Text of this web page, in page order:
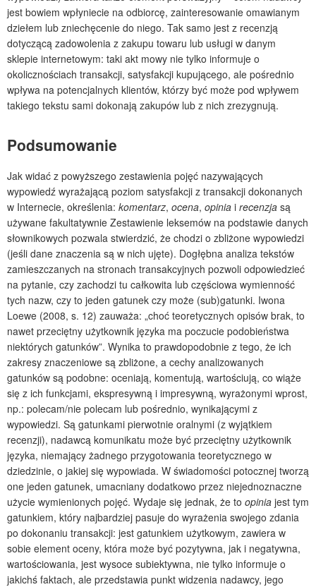
jest bowiem wpłyniecie na odbiorcę, zainteresowanie omawianym
dziełem lub zniechęcenie do niego. Tak samo jest z recenzją
dotyczącą zadowolenia z zakupu towaru lub usługi w danym
sklepie internetowym: taki akt mowy nie tylko informuje o
okolicznościach transakcji, satysfakcji kupującego, ale pośrednio
wpływa na potencjalnych klientów, którzy być może pod wpływem
takiego tekstu sami dokonają zakupów lub z nich zrezygnują.
Podsumowanie
Jak widać z powyższego zestawienia pojęć nazywających
wypowiedź wyrażającą poziom satysfakcji z transakcji dokonanych
w Internecie, określenia: komentarz, ocena, opinia i recenzja są
używane fakultatywnie Zestawienie leksemów na podstawie danych
słownikowych pozwala stwierdzić, że chodzi o zbliżone wypowiedzi
(jeśli dane znaczenia są w nich ujęte). Dogłębna analiza tekstów
zamieszczanych na stronach transakcyjnych pozwoli odpowiedzieć
na pytanie, czy zachodzi tu całkowita lub częściowa wymienność
tych nazw, czy to jeden gatunek czy może (sub)gatunki. Iwona
Loewe (2008, s. 12) zauważa: „choć teoretycznych opisów brak, to
nawet przeciętny użytkownik języka ma poczucie podobieństwa
niektórych gatunków”. Wynika to prawdopodobnie z tego, że ich
zakresy znaczeniowe są zbliżone, a cechy analizowanych
gatunków są podobne: oceniają, komentują, wartościują, co wiąże
się z ich funkcjami, ekspresywną i impresywną, wyrażonymi wprost,
np.: polecam/nie polecam lub pośrednio, wynikającymi z
wypowiedzi. Są gatunkami pierwotnie oralnymi (z wyjątkiem
recenzji), nadawcą komunikatu może być przeciętny użytkownik
języka, niemający żadnego przygotowania teoretycznego w
dziedzinie, o jakiej się wypowiada. W świadomości potocznej tworzą
one jeden gatunek, umacniany dodatkowo przez niejednoznaczne
użycie wymienionych pojęć. Wydaje się jednak, że to opinia jest tym
gatunkiem, który najbardziej pasuje do wyrażenia swojego zdania
po dokonaniu transakcji: jest gatunkiem użytkowym, zawiera w
sobie element oceny, która może być pozytywna, jak i negatywna,
wartościowania, jest wysoce subiektywna, nie tylko informuje o
jakichś faktach, ale przedstawia punkt widzenia nadawcy, jego